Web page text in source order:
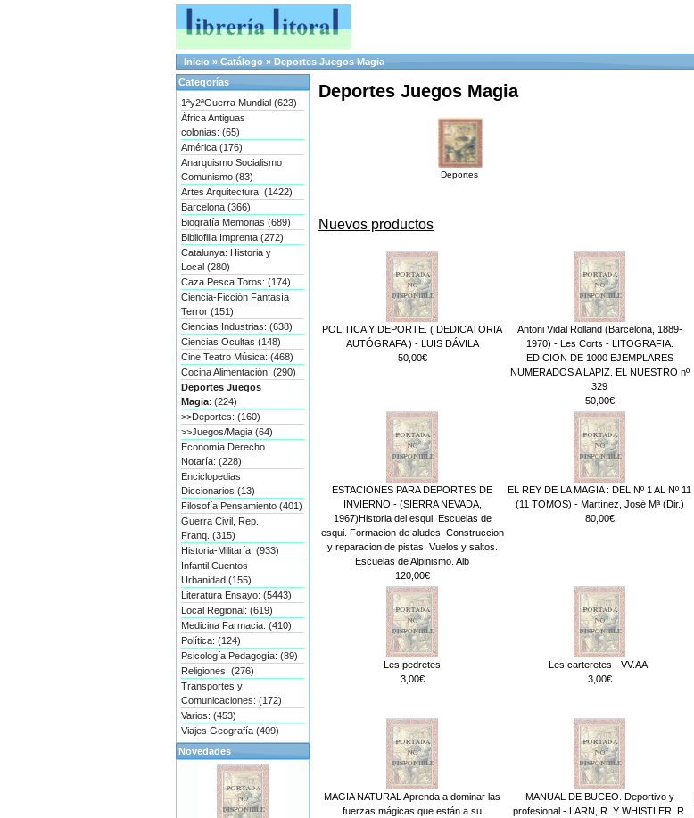
Inicio » Catálogo » Deportes Juegos Magia
Deportes Juegos Magia
Deportes
Nuevos productos
POLITICA Y DEPORTE. ( DEDICATORIA
AUTÓGRAFA ) - LUIS DÁVILA
50,00€
Antoni Vidal Rolland (Barcelona, 1889-
1970) - Les Corts - LITOGRAFIA.
EDICION DE 1000 EJEMPLARES
NUMERADOS A LAPIZ. EL NUESTRO nº
329
50,00€
ESTACIONES PARA DEPORTES DE
INVIERNO - (SIERRA NEVADA,
1967)Historia del esqui. Escuelas de
esqui. Formacion de aludes. Construccion
y reparacion de pistas. Vuelos y saltos.
Escuelas de Alpinismo. Alb
120,00€
EL REY DE LA MAGIA : DEL Nº 1 AL Nº 11
(11 TOMOS) - Martínez, José Mª (Dir.)
80,00€
Les pedretes
3,00€
Les carteretes - VV.AA.
3,00€
MAGIA NATURAL Aprenda a dominar las
fuerzas mágicas que están a su
MANUAL DE BUCEO. Deportivo y
profesional - LARN, R. Y WHISTLER, R.
Categorías
1ªy2ªGuerra Mundial (623)
África Antiguas
colonias: (65)
América (176)
Anarquismo Socialismo
Comunismo (83)
Artes Arquitectura: (1422)
Barcelona (366)
Biografía Memorias (689)
Bibliofilia Imprenta (272)
Catalunya: Historia y
Local (280)
Caza Pesca Toros: (174)
Ciencia-Ficción Fantasía
Terror (151)
Ciencias Industrias: (638)
Ciencias Ocultas (148)
Cine Teatro Música: (468)
Cocina Alimentación: (290)
Deportes Juegos
Magia: (224)
>>Deportes: (160)
>>Juegos/Magia (64)
Economía Derecho
Notaría: (228)
Enciclopedias
Diccionarios (13)
Filosofía Pensamiento (401)
Guerra Civil, Rep.
Franq. (315)
Historia-Militaría: (933)
Infantil Cuentos
Urbanidad (155)
Literatura Ensayo: (5443)
Local Regional: (619)
Medicina Farmacia: (410)
Política: (124)
Psicología Pedagogía: (89)
Religiones: (276)
Transportes y
Comunicaciones: (172)
Varios: (453)
Viajes Geografía (409)
Novedades